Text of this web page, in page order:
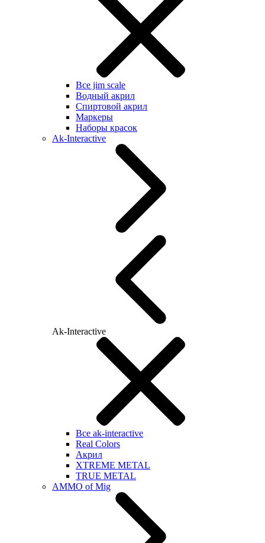
Все jim scale
Водный акрил
Спиртовой акрил
Маркеры
Наборы красок
Ak-Interactive
Ak-Interactive
Все ak-interactive
Real Colors
Акрил
XTREME METAL
TRUE METAL
AMMO of Mig